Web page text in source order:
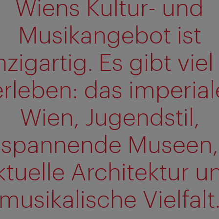
Wiens Kultur- und
Musikangebot ist
Es gibt viel
das
Wien, Jugendstil,
spannende Museen,
Architektur
Vielfalt.